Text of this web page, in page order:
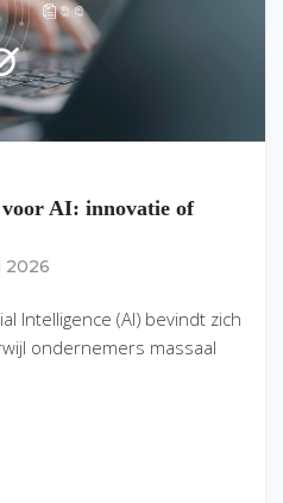
AI: innovatie of
2026
Intelligence (AI) bevindt zich
ondernemers massaal